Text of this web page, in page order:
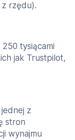
rzędu).
tysiącami
jak Trustpilot,
z
stron
wynajmu